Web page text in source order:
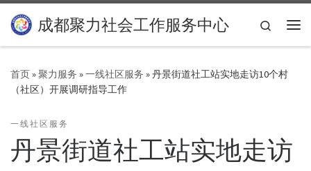
Skip to content
成都聚力社会工作服务中心
Search
首页»聚力服务 »一线社区服务 »丹景街道社工站实地走访10个村
（社区）开展调研指导工作
一线社区服务
丹景街道社工站实地走访